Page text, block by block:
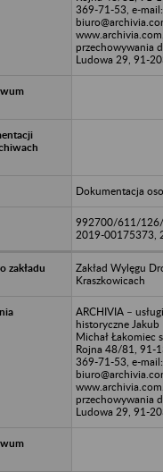
369-71-53, e-mail:
przechowywania
Ludowa 29, 91-
Dokumentacja
992700/611/126/
2019-00175373,
Zakład Wylęgu
Kraszkowicach
ARCHIVIA –
historyczne Jakub
Michał Łakomiec
Rojna 48/81, 91-
369-71-53, e-mail:
przechowywania
Ludowa 29, 91-